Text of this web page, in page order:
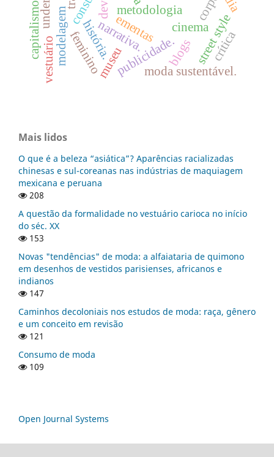
ementas
história. cinema
narrativa.
publicidade.
modelagem metodologia
moda sustentável.
corpo
feminino blogsstreet style
devir
vestuário crítica
museu
Mais lidos
O que é a beleza “asiática”? Aparências racializadas
chinesas e sul-coreanas nas indústrias de maquiagem
mexicana e peruana
208
A questão da formalidade no vestuário carioca no início
do séc. XX
153
Novas "tendências" de moda: a alfaiataria de quimono
em desenhos de vestidos parisienses, africanos e
indianos
147
Caminhos decoloniais nos estudos de moda: raça, gênero
e um conceito em revisão
121
Consumo de moda
109
Open Journal Systems